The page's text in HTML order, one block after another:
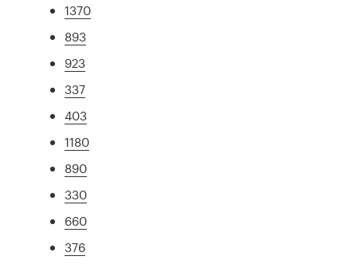
1370
893
923
337
403
1180
890
330
660
376